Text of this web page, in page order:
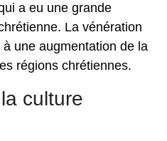
a eu une grande
La vénération
une augmentation de la
régions chrétiennes.
culture